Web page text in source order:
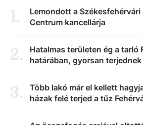
1.
Lemondott a Székesfehérvári
Centrum kancellárja
2.
Hatalmas területen ég a tarló
határában, gyorsan
3.
Több lakó már el kellett
házak felé terjed a tűz